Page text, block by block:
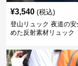
¥3,540 (税込)
登山リュック 夜道の
めた反射素材リュック